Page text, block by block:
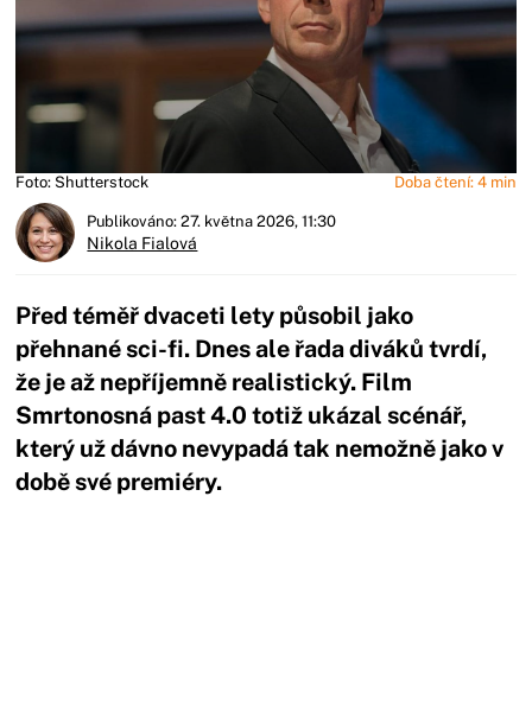
Foto: Shutterstock Doba čtení: 4 min
Publikováno: 27. května 2026, 11:30
Nikola Fialová
Před téměř dvaceti lety působil jako
přehnané sci-fi. Dnes ale řada diváků tvrdí,
že je až nepříjemně realistický. Film
Smrtonosná past 4.0 totiž ukázal scénář,
který už dávno nevypadá tak nemožně jako v
době své premiéry.